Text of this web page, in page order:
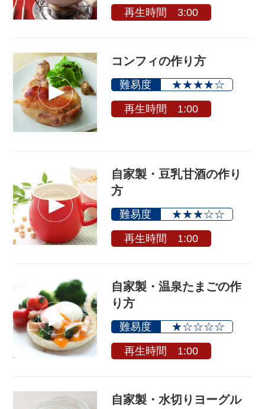
再生時間 3:00
コンフィの作り方
難易度 ★★★★☆
再生時間 1:00
自家製・豆乳甘酒の作り
方
難易度 ★★★☆☆
再生時間 1:00
自家製・温泉たまごの作
り方
難易度 ★☆☆☆☆
再生時間 1:00
自家製・水切りヨーグル